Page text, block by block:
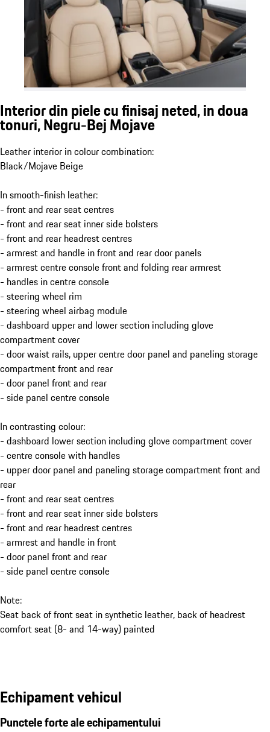
Interior din piele cu finisaj neted, in doua
tonuri, Negru-Bej Mojave
Leather interior in colour combination:
Black/Mojave Beige
In smooth-finish leather:
- front and rear seat centres
- front and rear seat inner side bolsters
- front and rear headrest centres
- armrest and handle in front and rear door panels
- armrest centre console front and folding rear armrest
- handles in centre console
- steering wheel rim
- steering wheel airbag module
- dashboard upper and lower section including glove
compartment cover
- door waist rails, upper centre door panel and paneling storage
compartment front and rear
- door panel front and rear
- side panel centre console
In contrasting colour:
- dashboard lower section including glove compartment cover
- centre console with handles
- upper door panel and paneling storage compartment front and
rear
- front and rear seat centres
- front and rear seat inner side bolsters
- front and rear headrest centres
- armrest and handle in front
- door panel front and rear
- side panel centre console
Note:
Seat back of front seat in synthetic leather, back of headrest
comfort seat (8- and 14-way) painted
Echipament vehicul
Punctele forte ale echipamentului